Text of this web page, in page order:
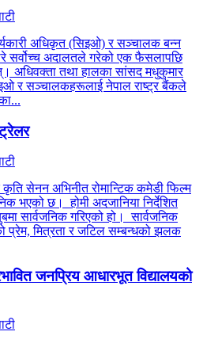
अधिकृत (सिइओ) र सञ्चालक बन्न
सर्वोच्च अदालतले गरेको एक फैसलापछि
अधिवक्ता तथा हालका सांसद मधुकुमार
र सञ्चालकहरूलाई नेपाल राष्ट्र बैंकले
कृति सेनन अभिनीत रोमान्टिक कमेडी फिल्म
भएको छ। होमी अदजानिया निर्देशित
सार्वजनिक गरिएको हो। सार्वजनिक
प्रेम, मित्रता र जटिल सम्बन्धको झलक
जनप्रिय आधारभूत विद्यालयको